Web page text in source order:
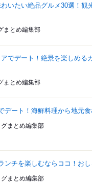
いたい絶品グルメ30選！観
まとめ編集部
でデート！絶景を楽しめる
まとめ編集部
デート！海鮮料理から地元
まとめ編集部
ンチを楽しむならココ！お
まとめ編集部